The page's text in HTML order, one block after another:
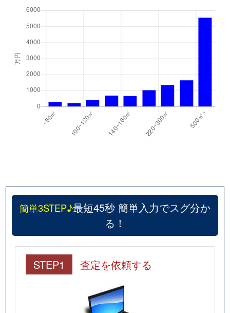
簡単3STEP♪最短45秒 簡単入力でスグ分か
る！
STEP1 査定を依頼する